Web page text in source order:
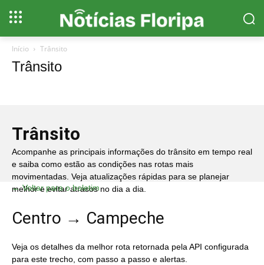
Início Trânsito
Trânsito
Trânsito
Acompanhe as principais informações do trânsito em tempo real
e saiba como estão as condições nas rotas mais
movimentadas. Veja atualizações rápidas para se planejar
melhor e evitar atrasos no dia a dia.
← Voltar para o boletim
Centro → Campeche
Veja os detalhes da melhor rota retornada pela API configurada
para este trecho, com passo a passo e alertas.